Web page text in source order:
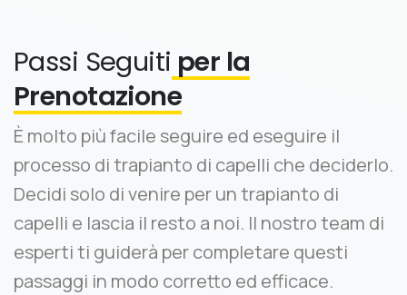
Passi Seguiti per la
Prenotazione
È molto più facile seguire ed eseguire il
processo di trapianto di capelli che deciderlo.
Decidi solo di venire per un trapianto di
capelli e lascia il resto a noi. Il nostro team di
esperti ti guiderà per completare questi
passaggi in modo corretto ed efficace.